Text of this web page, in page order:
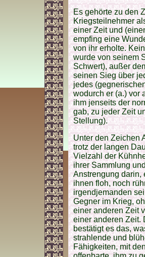
Es gehörte zu den
Kriegsteilnehmer
einer Zeit und
empfing eine
von ihr erholte.
wurde von seinem
Schwert), außer
seinen Sieg über
jedes
wodurch er (a.) vor
ihm jenseits der
gab, zu jeder Zeit
Stellung).
Unter den Zeichen
trotz der langen
Vielzahl der
ihrer Sammlung
Anstrengung darin,
ihnen floh, noch
irgendjemanden
Gegner im Krieg,
einer anderen Zeit
einer anderen Zeit.
bestätigt es das,
strahlende und
Fähigkeiten, mit